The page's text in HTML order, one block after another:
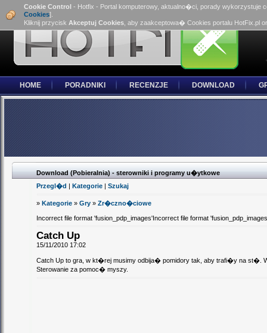
Cookie Control - Hotfix - Portal komputerowy, aktualno�ci, porady wykorzystuje
Cookies].
Kliknij przycisk Akceptuj Cookies , aby zaakceptowa� Cookies portalu HotFix.pl
HOME PORADNIKI RECENZJE DOWNLOAD
Download (Pobieralnia) - sterowniki i programy u�ytkowe
Przegl�d |Kategorie |Szukaj
»Kategorie »Gry »Zr�czno�ciowe
Incorrect file format 'fusion_pdp_images'Incorrect file format
Catch Up
15/11/2010 17:02
Catch Up to gra, w kt�rej musimy odbija� pomidory tak, aby trafi�y na
Sterowanie za pomoc� myszy.